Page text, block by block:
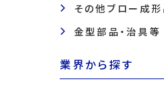
その他ブロー成形
金型部品・治具等
業界から探す